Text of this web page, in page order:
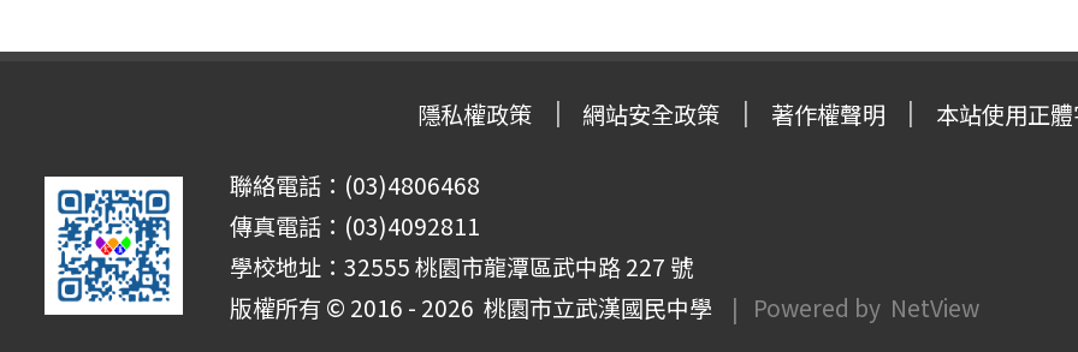
隱私權政策 網站安全政策 著作權聲明 本站使用正
聯絡電話：(03)4806468
傳真電話：(03)4092811
學校地址：32555 桃園市龍潭區武中路 227 號
版權所有 © 2016 - 2026 桃園市立武漢國民中學 | Powered by NetView